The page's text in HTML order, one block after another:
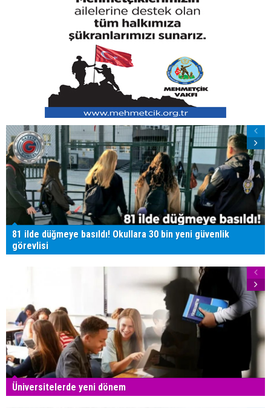
81 ilde düğmeye basıldı! Okullara 30 bin yeni güvenlik
görevlisi
Üniversitelerde yeni dönem